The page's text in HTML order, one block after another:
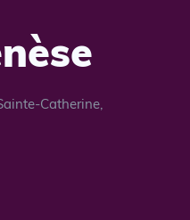
Catherine,